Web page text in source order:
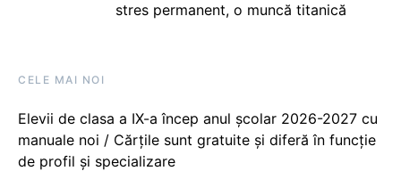
stres permanent, o muncă titanică
CELE MAI NOI
Elevii de clasa a IX-a încep anul școlar 2026-2027 cu
manuale noi / Cărțile sunt gratuite și diferă în funcție
de profil și specializare